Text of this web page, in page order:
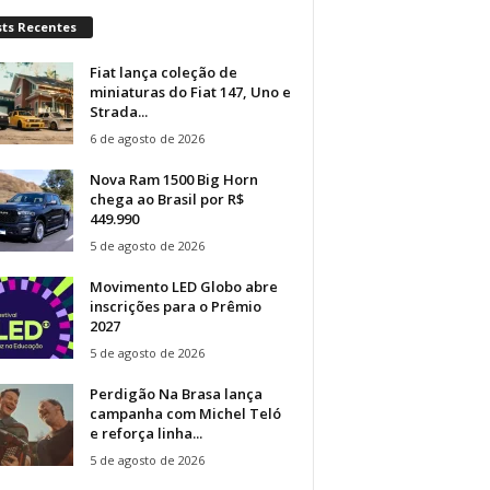
Recentes
Fiat lança coleção de
miniaturas do Fiat 147, Uno e
Strada...
6 de agosto de 2026
Nova Ram 1500 Big Horn
chega ao Brasil por R$
449.990
5 de agosto de 2026
Movimento LED Globo abre
inscrições para o Prêmio
2027
5 de agosto de 2026
Perdigão Na Brasa lança
campanha com Michel Teló
e reforça linha...
5 de agosto de 2026